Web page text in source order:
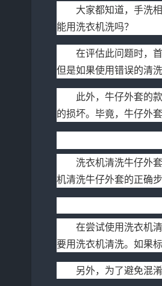
大家都知道，手洗
能用洗衣机洗吗？
在评估此问题时，
但是如果使用错误的清
此外，牛仔外套的
的损坏。毕竟，牛仔外
洗衣机清洗牛仔外
机清洗牛仔外套的正确步
在尝试使用洗衣机
要用洗衣机清洗。如果
另外，为了避免混